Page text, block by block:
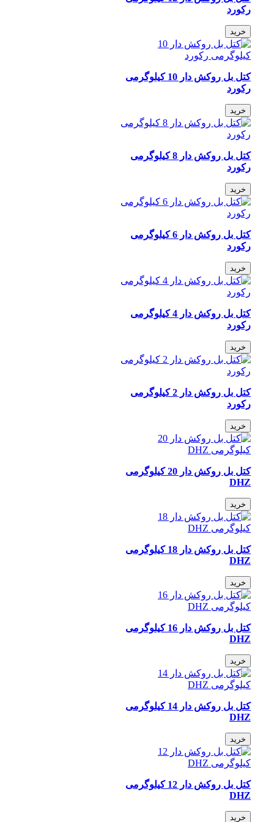
رکورد
کتل بل روکش دار 10 کیلوگرمی
رکورد
کتل بل روکش دار 8 کیلوگرمی
رکورد
کتل بل روکش دار 6 کیلوگرمی
رکورد
کتل بل روکش دار 4 کیلوگرمی
رکورد
کتل بل روکش دار 2 کیلوگرمی
رکورد
کتل بل روکش دار 20 کیلوگرمی
کتل بل روکش دار 18 کیلوگرمی
کتل بل روکش دار 16 کیلوگرمی
کتل بل روکش دار 14 کیلوگرمی
کتل بل روکش دار 12 کیلوگرمی